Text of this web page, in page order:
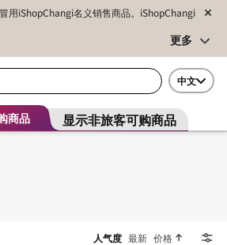
用iShopChangi名义销售商品。iShopChangi
更多
中文
商品 显示非旅客可购商品
人气度 最新 价格